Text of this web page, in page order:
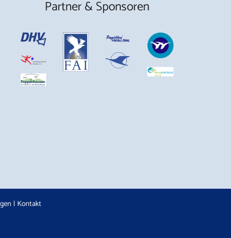
Partner & Sponsoren
| Kontakt